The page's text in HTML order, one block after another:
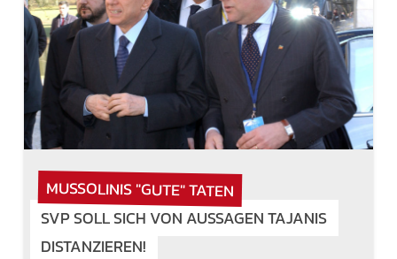
MUSSOLINIS "GUTE" TATEN
SVP SOLL SICH VON AUSSAGEN TAJANIS
DISTANZIEREN!